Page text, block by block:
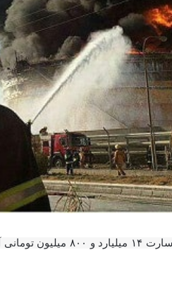
بیمه ایران خسارت ۱۴